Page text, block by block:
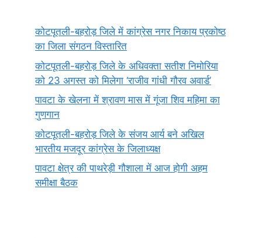
कोटपूतली-बहरोड़ जिले में कांग्रेस नगर निकाय प्रकोष्ठ
का जिला संगठन विस्तारित
कोटपूतली-बहरोड़ जिले के अधिवक्ता सतीश निमोरिया
को 23 अगस्त को मिलेगा ‘राजीव गांधी गौरव अवार्ड’
पावटा के खेलना में श्रावण मास में गूंजा शिव महिमा का
गुणगान
कोटपूतली-बहरोड़ जिले के संजय आर्य बने अखिल
भारतीय मजदूर कांग्रेस के जिलाध्यक्ष
पावटा क्षेत्र की पाथरेड़ी गौशाला में आज होगी अहम
समीक्षा बैठक